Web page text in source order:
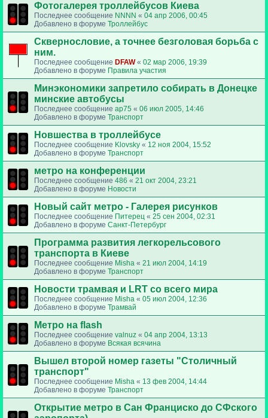
Фотогалерея троллейбусов Киева
Последнее сообщение NNNN « 04 апр 2006, 00:45
Добавлено в форуме Троллейбус
Сквернословие, а точнее безголовая борьба с
ним.
Последнее сообщение DFAW« 02 мар 2006, 19:39
Добавлено в форуме Правила участия
Минэкономики запретило собирать в Донецке
минские автобусы
Последнее сообщение ap75 « 06 июл 2005, 14:46
Добавлено в форуме Транспорт
Новшества в троллейбусе
Последнее сообщение Klovsky « 12 ноя 2004, 15:52
Добавлено в форуме Транспорт
метро на конференции
Последнее сообщение 486 « 21 окт 2004, 23:21
Добавлено в форуме Новости
Новый сайт метро - Галерея рисунков
Последнее сообщение Питерец « 25 сен 2004, 02:31
Добавлено в форуме Санкт-Петербург
Программа развития легкорельсового
транспорта в Киеве
Последнее сообщение Misha « 21 июл 2004, 14:19
Добавлено в форуме Транспорт
Новости трамвая и LRT со всего мира
Последнее сообщение Misha « 05 июл 2004, 12:36
Добавлено в форуме Трамвай
Метро на flash
Последнее сообщение valnuz « 04 апр 2004, 13:13
Добавлено в форуме Всякая всячина
Вышел второй номер газеты "Столичный
транспорт"
Последнее сообщение Misha « 13 фев 2004, 14:44
Добавлено в форуме Транспорт
Открытие метро в Сан Франциско до СФского